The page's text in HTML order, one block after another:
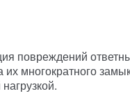
повреждений
многократного